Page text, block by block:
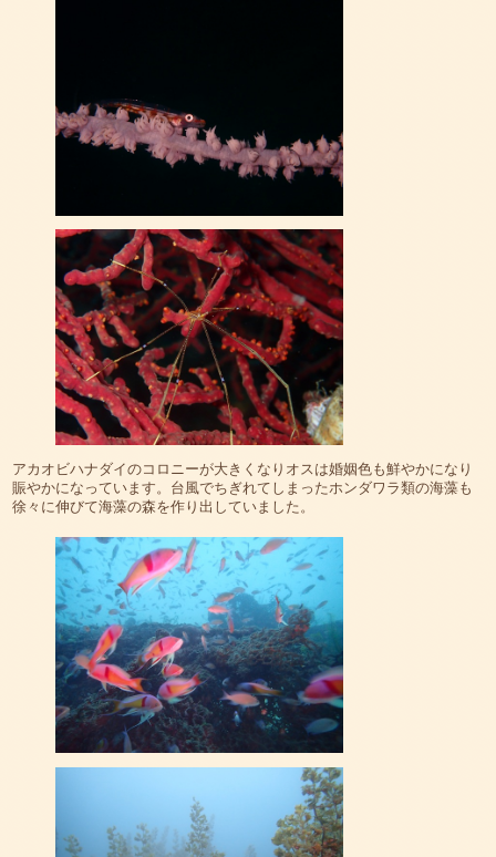
アカオビハナダイのコロニーが大きくなりオスは婚姻色も鮮やかになり
賑やかになっています。台風でちぎれてしまったホンダワラ類の海藻も
徐々に伸びて海藻の森を作り出していました。